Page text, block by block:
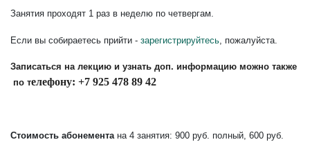
Занятия проходят 1 раз в неделю по четвергам.
Если вы собираетесь прийти - зарегистрируйтесь, пожалуйста.
Записаться на лекцию и узнать доп. информацию можно также
по телефону: +7 925 478 89 42
Стоимость абонементана 4 занятия: 900 руб. полный, 600 руб.